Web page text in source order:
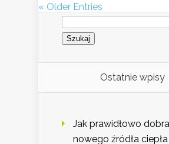
« Older Entries
Szukaj:
Ostatnie wpisy
Jak prawidłowo
nowego źródła